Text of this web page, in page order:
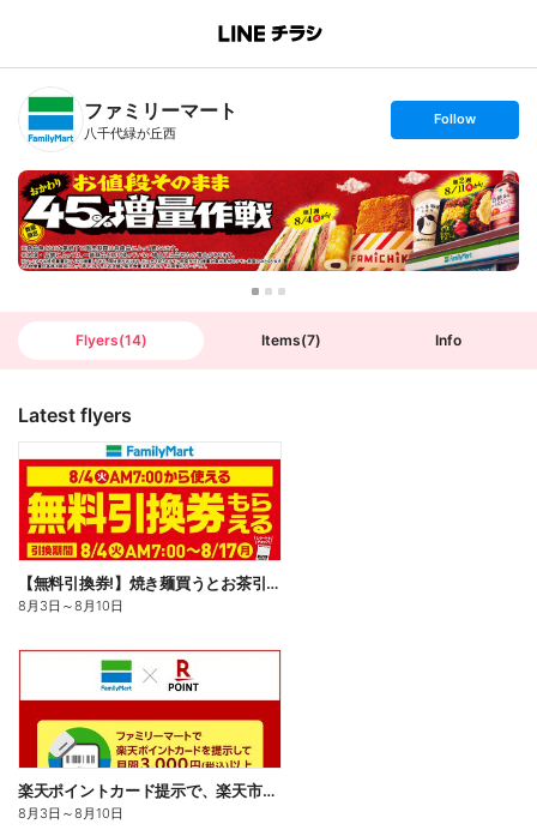
B
n
T
ファミリーマート
八千代緑が丘西
s
t
o
l
l
o
w
Follow
Flyers(14) Items(7) Info
Latest flyers
【無料引換券!】焼き麺買うとお茶引換券貰える!
8月3日 ～8月10日
楽天ポイントカード提示で、楽天市場でのお買い物がおトクに!
8月3日 ～8月10日